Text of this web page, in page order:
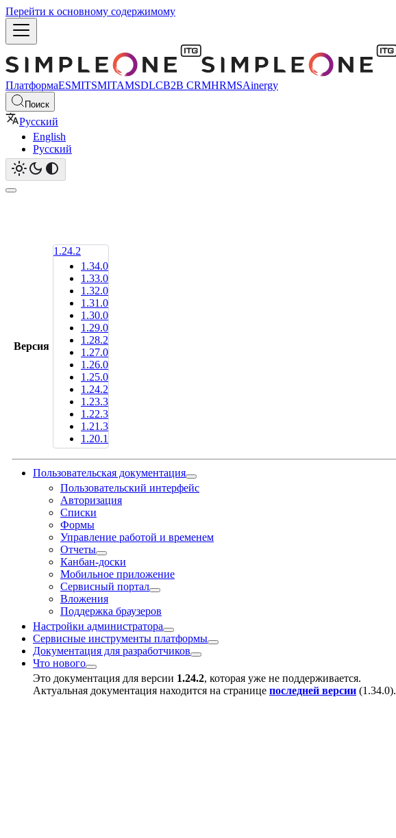
Перейти к основному содержимому
ПлатформаESMITSMITAMSDLCB2B CRMHRMSAinergy
Поиск
Русский
English
Русский
Версия
1.24.2
1.34.0
1.33.0
1.32.0
1.31.0
1.30.0
1.29.0
1.28.2
1.27.0
1.26.0
1.25.0
1.24.2
1.23.3
1.22.3
1.21.3
1.20.1
Пользовательская документация
Пользовательский интерфейс
Авторизация
Списки
Формы
Управление работой и временем
Отчеты
Канбан-доски
Мобильное приложение
Сервисный портал
Вложения
Поддержка браузеров
Настройки администратора
Сервисные инструменты платформы
Документация для разработчиков
Что нового
Это документация для версии 1.24.2, которая уже не поддерживается.
Актуальная документация находится на странице последней версии (1.34.0).